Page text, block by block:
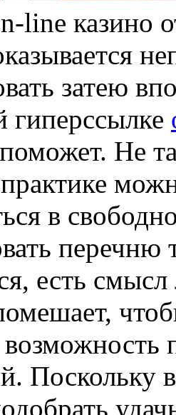
line казино
затею
гиперссылке
Не
в
есть смысл
Поскольку